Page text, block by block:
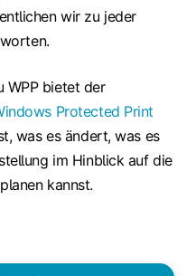
wir zu jeder
WPP bietet der
Protected Print
was es ändert, was es
im Hinblick auf die
kannst.